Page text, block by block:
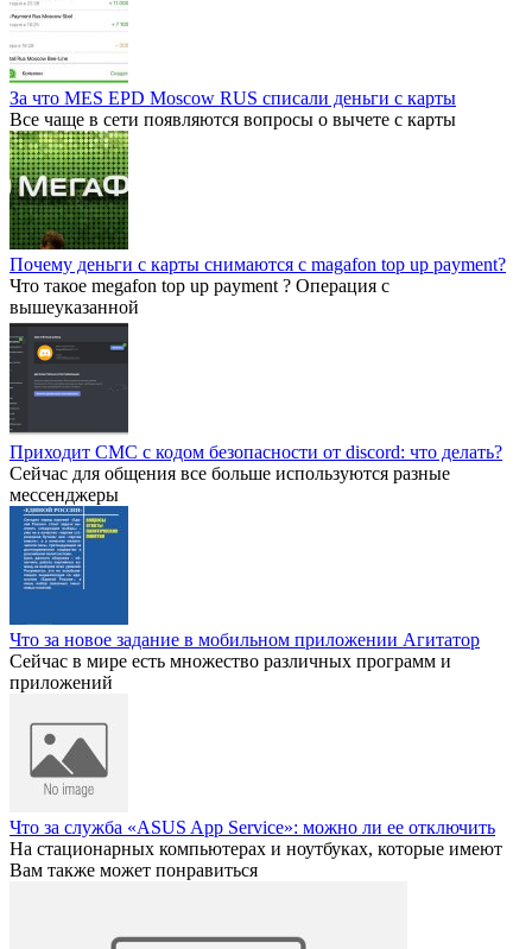
За что MES EPD Moscow RUS списали деньги с карты
Все чаще в сети появляются вопросы о вычете с карты
Почему деньги с карты снимаются с magafon top up payment?
Что такое megafon top up payment ? Операция с
вышеуказанной
Приходит СМС с кодом безопасности от discord: что делать?
Сейчас для общения все больше используются разные
мессенджеры
Что за новое задание в мобильном приложении Агитатор
Сейчас в мире есть множество различных программ и
приложений
Что за служба «ASUS App Service»: можно ли ее отключить
На стационарных компьютерах и ноутбуках, которые имеют
Вам также может понравиться